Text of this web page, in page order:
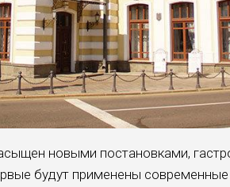
новыми постановками,
будут применены современные